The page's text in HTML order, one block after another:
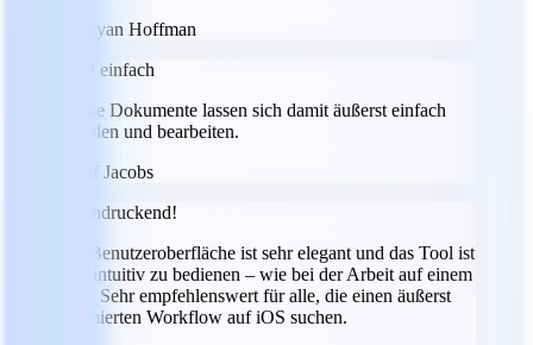
Ryan Hoffman
Total einfach
Meine Dokumente lassen sich damit äußerst einfach
erstellen und bearbeiten.
Jeff Jacobs
Beeindruckend!
Die Benutzeroberfläche ist sehr elegant und das Tool ist
sehr intuitiv zu bedienen – wie bei der Arbeit auf einem
Mac. Sehr empfehlenswert für alle, die einen äußerst
optimierten Workflow auf iOS suchen.